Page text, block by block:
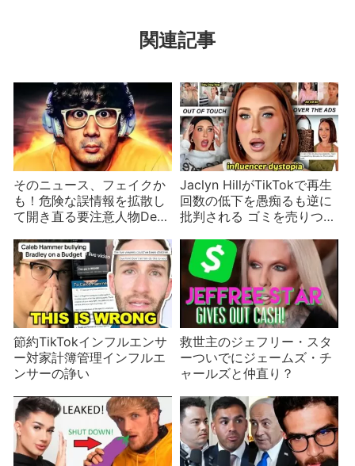
関連記事
そのニュース、フェイクか
も！危険な誤情報を拡散し
て開き直る要注意人物Def
Jaclyn HillがTikTokで再生
回数の低下を愚痴るも逆に
批判される ゴミを売りつけ
低い
節約TikTokインフルエンサ
ー対家計簿管理インフルエ
ンサーの諍い
救世主のジェフリー・スタ
ーついでにジェームズ・チ
ャールズと仲直り？